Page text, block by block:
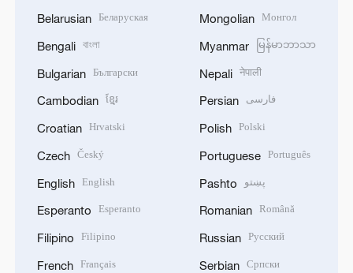
Belarusian Беларуская
Bengali বাংলা
Bulgarian Български
Cambodian ខ្មែរ
Croatian Hrvatski
Czech Český
English English
Esperanto Esperanto
Filipino Filipino
French Français
Mongolian Монгол
Myanmar မြန်မာဘာသာ
Nepali नेपाली
Persian فارسی
Polish Polski
Portuguese Português
Pashto پښتو
Romanian Română
Russian Русский
Serbian Српски